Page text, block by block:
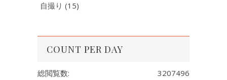
自撮り (15)
COUNT PER DAY
3207496
総閲覧数: